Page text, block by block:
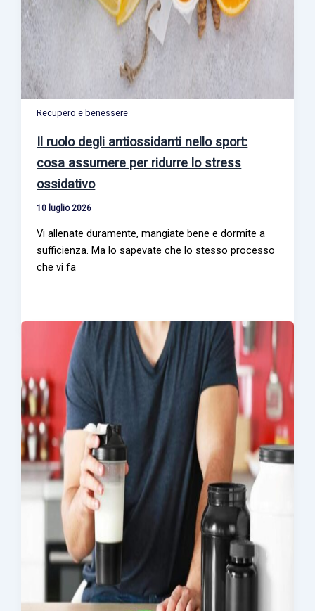
Recupero e benessere
Il ruolo degli antiossidanti nello sport:
cosa assumere per ridurre lo stress
ossidativo
10 luglio 2026
Vi allenate duramente, mangiate bene e dormite a
sufficienza. Ma lo sapevate che lo stesso processo
che vi fa